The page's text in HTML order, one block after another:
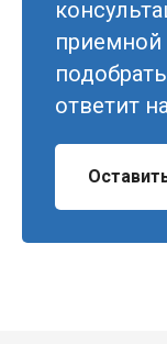
ответит